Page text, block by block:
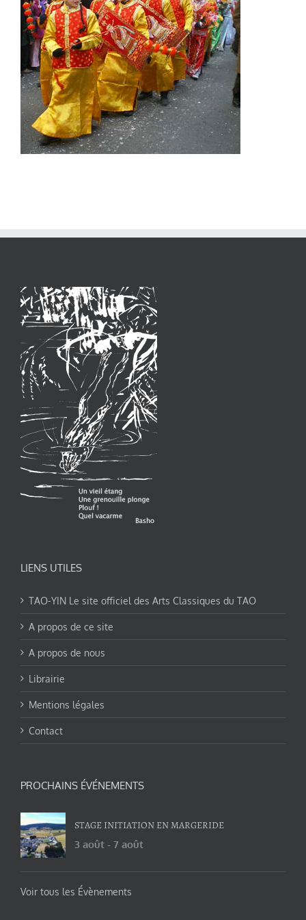
LIENS UTILES
TAO-YIN Le site officiel des Arts Classiques du TAO
A propos de ce site
A propos de nous
Librairie
Mentions légales
Contact
PROCHAINS ÉVÉNEMENTS
STAGE INITIATION EN MARGERIDE
3 août - 7 août
Voir tous les Évènements